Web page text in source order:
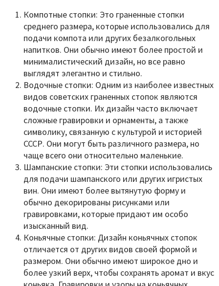
Компотные стопки: Это граненные стопки
среднего размера, которые использовались для
подачи компота или других безалкогольных
напитков. Они обычно имеют более простой и
минималистический дизайн, но все равно
выглядят элегантно и стильно.
Водочные стопки: Одним из наиболее известных
видов советских граненных стопок являются
водочные стопки. Их дизайн часто включает
сложные гравировки и орнаменты, а также
символику, связанную с культурой и историей
СССР. Они могут быть различного размера, но
чаще всего они относительно маленькие.
Шампанские стопки: Эти стопки использовались
для подачи шампанского или других игристых
вин. Они имеют более вытянутую форму и
обычно декорированы рисунками или
гравировками, которые придают им особо
изысканный вид.
Коньячные стопки: Дизайн коньячных стопок
отличается от других видов своей формой и
размером. Они обычно имеют широкое дно и
более узкий верх, чтобы сохранять аромат и вкус